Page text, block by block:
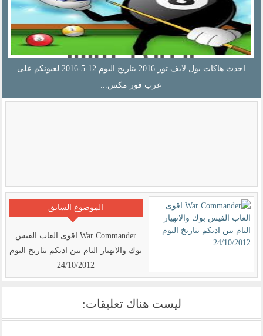
احدث هاكات بول لايف تور 2016 بتاريخ اليوم 12-5-2016 لعيونكم على
عرب فور مكس...
الموضوع السابق
War Commander اقوى العاب الفيس
بوك والانهيار التام بين اديكم بتاريخ اليوم
24/10/2012
ليست هناك تعليقات: